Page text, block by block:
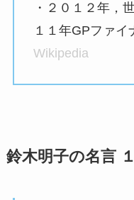
・２０１２年，
１１年GPファイ
Wikipedia
鈴木明子の名言